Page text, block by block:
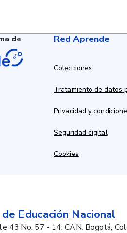
Red Aprende
Colecciones
Tratamiento de datos
Privacidad y
Seguridad digital
Cookies
Educación Nacional
43 No. 57 - 14. CAN. Bogotá,
de